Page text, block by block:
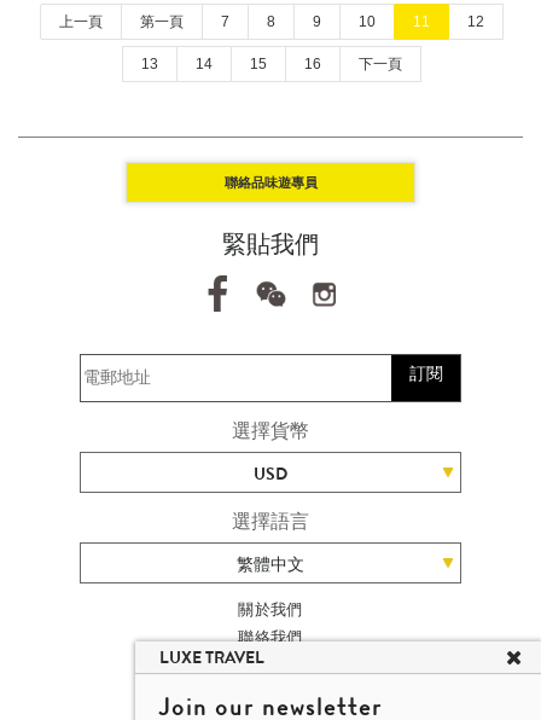
上一頁 第一頁 7 8 9 10 11 12
13 14 15 16 下一頁
聯絡品味遊專員
緊貼我們
訂閱
選擇貨幣
USD
選擇語言
繁體中文
關於我們
聯絡我們
加入我們
旅遊網站地圖
LUXE TRAVEL
Join our newsletter